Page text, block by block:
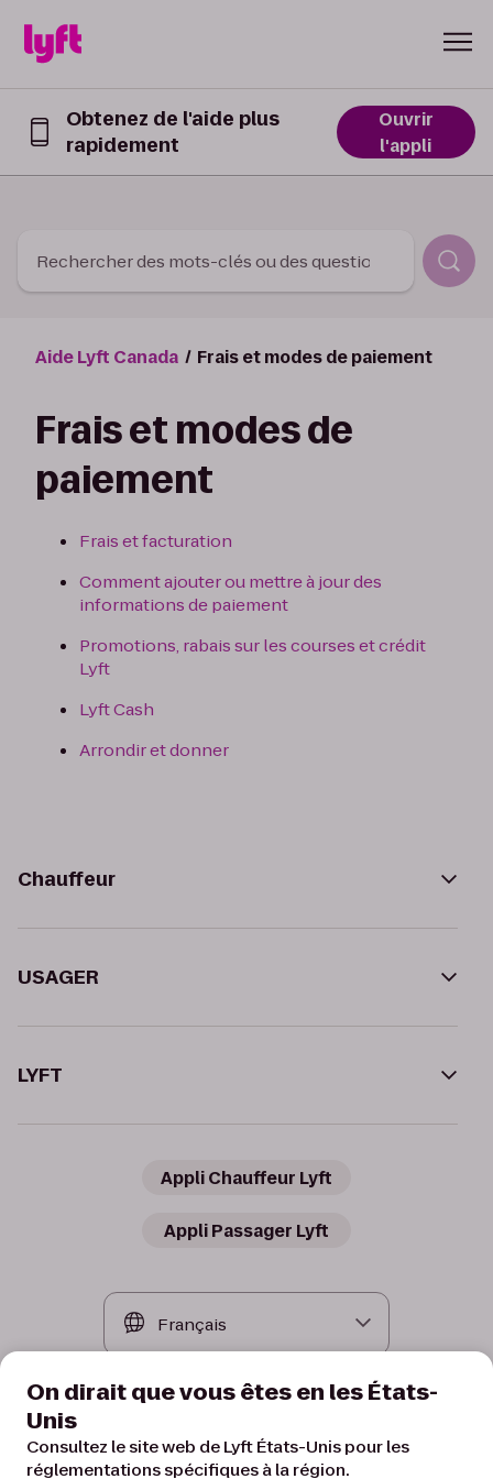
Obtenez de l'aide plus
rapidement
Obtenez
dans
Ouvrir
l'appli
Rechercher des mots-clés ou des questions
Aide Lyft Canada Frais et modes de paiement
Frais et modes de
paiement
Frais et facturation
Comment ajouter ou mettre à jour des
informations de paiement
Promotions, rabais sur les courses et crédit
Lyft
Lyft Cash
Arrondir et donner
Chauffeur
USAGER
LYFT
Appli Chauffeur Lyft
Appli Passager Lyft
On dirait que vous êtes en les États-
Unis
Consultez le site web de Lyft États-Unis pour les
réglementations spécifiques à la région.